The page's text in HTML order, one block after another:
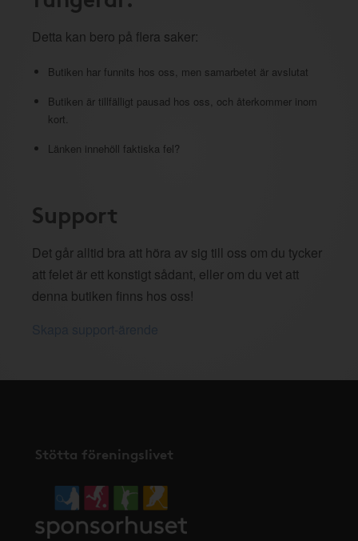
Detta kan bero på flera saker:
Butiken har funnits hos oss, men samarbetet är avslutat
Butiken är tillfälligt pausad hos oss, och återkommer inom
kort.
Länken innehöll faktiska fel?
Support
Det går alltid bra att höra av sig till oss om du tycker
att felet är ett konstigt sådant, eller om du vet att
denna butiken finns hos oss!
Stötta föreningslivet